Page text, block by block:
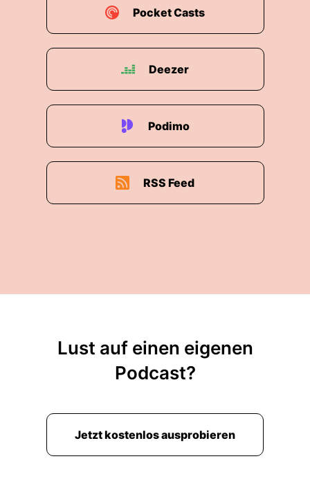
Pocket Casts
Deezer
Podimo
RSS Feed
Lust auf einen eigenen
Podcast?
Jetzt kostenlos ausprobieren